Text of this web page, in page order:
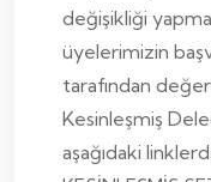
değişikliği
üyelerimizin
tarafından
Kesinleşmiş
aşağıdaki